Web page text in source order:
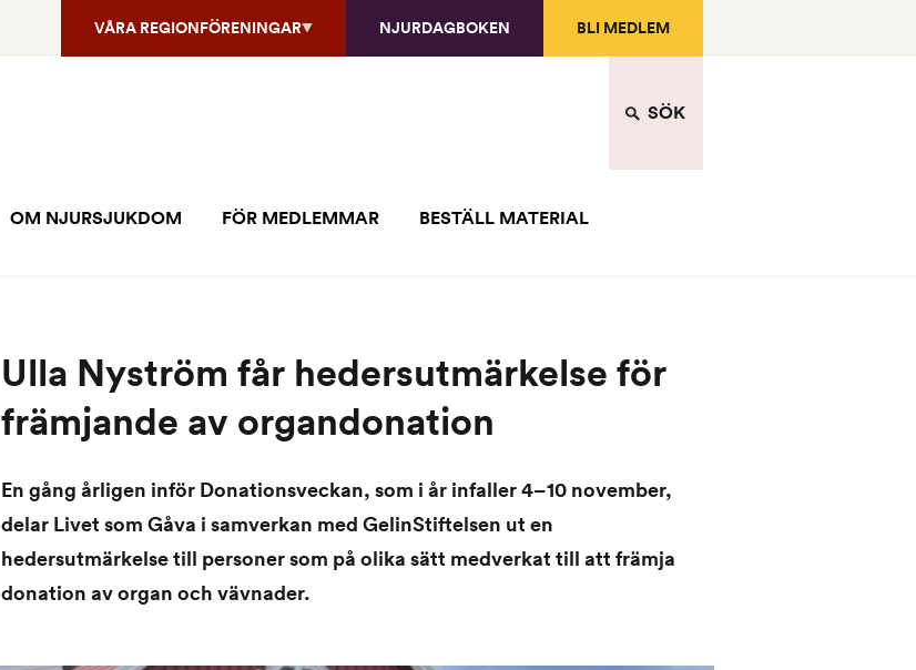
VÅRA REGIONFÖRENINGAR NJURDAGBOKEN BLI MEDLEM
SÖK
OM NJURSJUKDOM FÖR MEDLEMMAR BESTÄLL MATERIAL
Ulla Nyström får hedersutmärkelse för
främjande av organdonation
En gång årligen inför Donationsveckan, som i år infaller 4–10 november,
delar Livet som Gåva i samverkan med GelinStiftelsen ut en
hedersutmärkelse till personer som på olika sätt medverkat till att främja
donation av organ och vävnader.